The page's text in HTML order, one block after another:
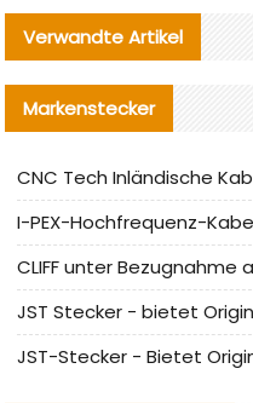
Verwandte Artikel
Markenstecker